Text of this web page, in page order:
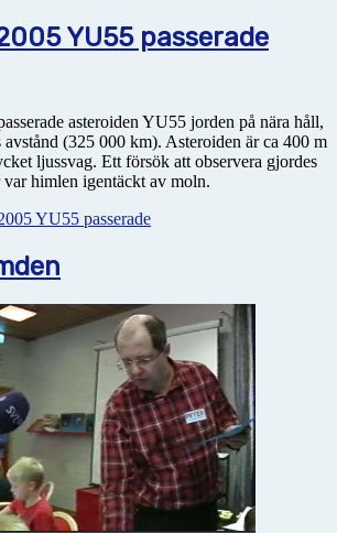
YU55 passerade
asteroiden YU55 jorden på nära håll,
avstånd (325 000 km). Asteroiden är ca 400 m
ljussvag. Ett försök att observera gjordes
himlen igentäckt av moln.
YU55 passerade